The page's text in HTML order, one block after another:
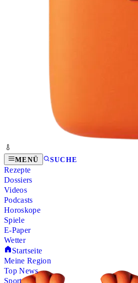
MENÜ SUCHE
Rezepte
Dossiers
Videos
Podcasts
Horoskope
Spiele
E-Paper
Wetter
Startseite
Meine Region
Top News
Sport